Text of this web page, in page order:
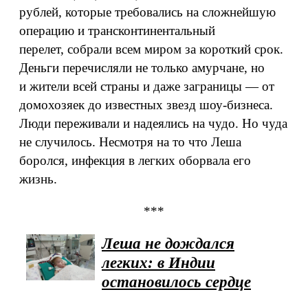
рублей, которые требовались на сложнейшую
операцию и трансконтинентальный
перелет, собрали всем миром за короткий срок.
Деньги перечисляли не только амурчане, но
и жители всей страны и даже заграницы — от
домохозяек до известных звезд шоу-бизнеса.
Люди переживали и надеялись на чудо. Но чуда
не случилось. Несмотря на то что Леша
боролся, инфекция в легких оборвала его
жизнь.
***
Леша не дождался
легких: в Индии
остановилось сердце